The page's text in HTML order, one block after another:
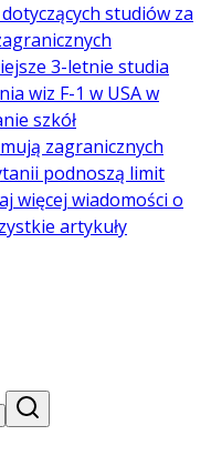
studiów za
3-letnie studia
wiz F-1 w USA w
szkół
zagranicznych
podnoszą limit
więcej wiadomości o
artykuły